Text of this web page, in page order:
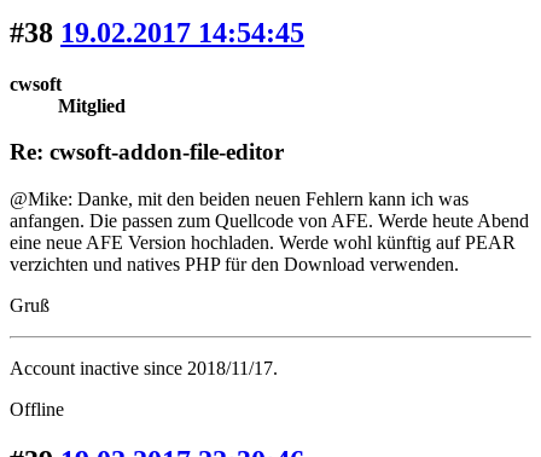
#38 19.02.2017 14:54:45
cwsoft
Mitglied
Re: cwsoft-addon-file-editor
@Mike: Danke, mit den beiden neuen Fehlern kann ich was
anfangen. Die passen zum Quellcode von AFE. Werde heute Abend
eine neue AFE Version hochladen. Werde wohl künftig auf PEAR
verzichten und natives PHP für den Download verwenden.
Gruß
Account inactive since 2018/11/17.
Offline